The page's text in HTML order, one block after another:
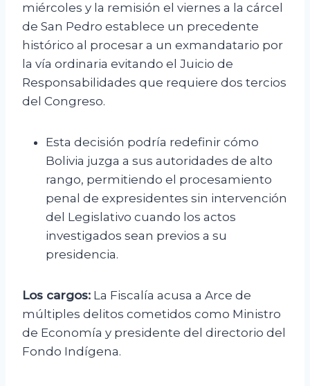
miércoles y la remisión el viernes a la cárcel
de San Pedro establece un precedente
histórico al procesar a un exmandatario por
la vía ordinaria evitando el Juicio de
Responsabilidades que requiere dos tercios
del Congreso.
Esta decisión podría redefinir cómo
Bolivia juzga a sus autoridades de alto
rango, permitiendo el procesamiento
penal de expresidentes sin intervención
del Legislativo cuando los actos
investigados sean previos a su
presidencia.
Los cargos: La Fiscalía acusa a Arce de
múltiples delitos cometidos como Ministro
de Economía y presidente del directorio del
Fondo Indígena.